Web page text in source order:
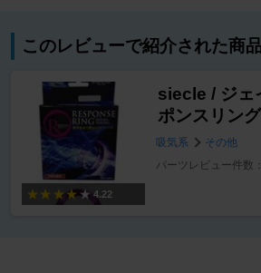
このレビューで紹介された商
4.22
siecle / ジェ
ポンスリング
吸気系
その他
パーツレビュー件数